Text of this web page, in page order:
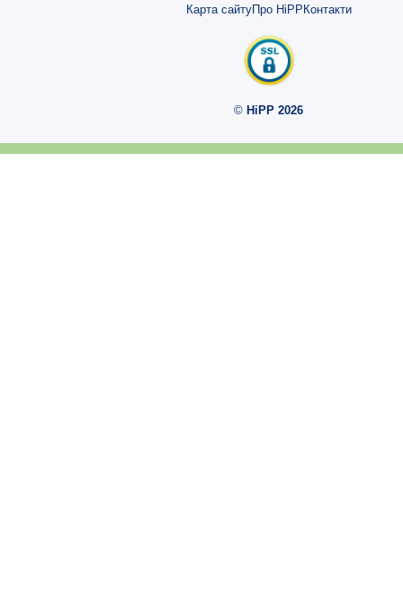
На що треба звертати увагу при зціджуванні молока?
Зціджування грудного молока: ТОП-5 порад
Карта сайтуПро HiPP Контакти
© HiPP 2026